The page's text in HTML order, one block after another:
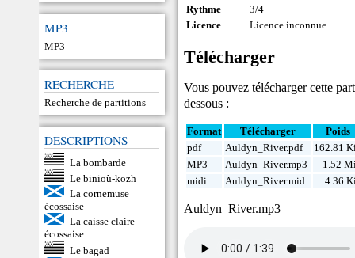
MP3
MP3
RECHERCHE
Recherche de partitions
DESCRIPTIONS
La bombarde
Le binioù-kozh
La cornemuse
écossaise
La caisse claire
écossaise
Le bagad
Rythme
3/4
Licence
Licence inconnue
Télécharger
Vous pouvez télécharger cette
dessous :
Format Télécharger
Poids
pdf
Auldyn_River.pdf
162.81
MP3
Auldyn_River.mp3
1.52
midi
Auldyn_River.mid 4.36
Auldyn_River.mp3